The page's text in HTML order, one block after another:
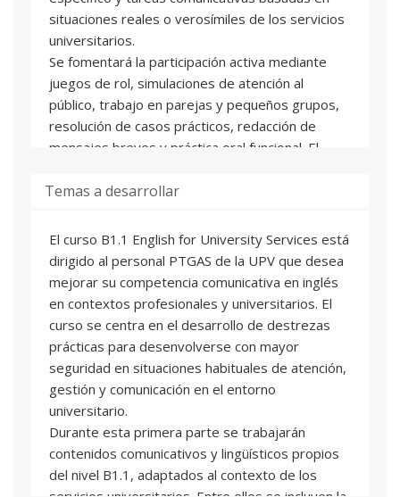
situaciones reales o verosímiles de los servicios
universitarios.
Se fomentará la participación activa mediante
juegos de rol, simulaciones de atención al
público, trabajo en parejas y pequeños grupos,
resolución de casos prácticos, redacción de
mensajes breves y práctica oral funcional. El
inglés, priorizando la comunicación efectiva, la
aprendido al puesto de trabajo.
La evaluación será continua y se valorarán la
asistencia, la participación, la realización de
tareas, el progreso observado y los resultados
obtenidos en actividades prácticas.
Temas a desarrollar
El curso B1.1 English for University Services está
dirigido al personal PTGAS de la UPV que desea
mejorar su competencia comunicativa en inglés
en contextos profesionales y universitarios. El
curso se centra en el desarrollo de destrezas
prácticas para desenvolverse con mayor
seguridad en situaciones habituales de atención,
gestión y comunicación en el entorno
universitario.
Durante esta primera parte se trabajarán
contenidos comunicativos y lingüísticos propios
del nivel B1.1, adaptados al contexto de los